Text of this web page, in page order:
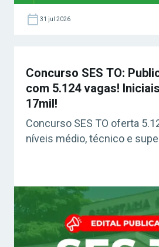
31 jul 2026
Concurso SES TO:
com 5.124 vagas!
17mil!
Concurso SES TO oferta
níveis médio, técnico e